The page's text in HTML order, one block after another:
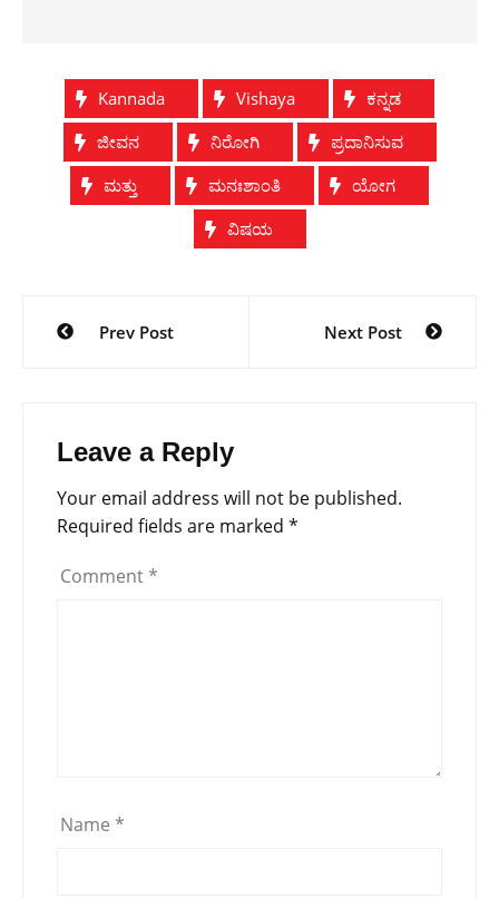
Kannada Vishaya
ಕನ್ನಡ
ಜೀವನ
ನಿರೋಗಿ
ಪ್ರದಾನಿಸುವ
ಮತ್ತು
ಮನಃಶಾಂತಿ
ಯೋಗ
ವಿಷಯ
navigation
Prev Post Next Post
Leave a Reply
Your email address will not be published.
Required fields are marked *
Comment *
Name *